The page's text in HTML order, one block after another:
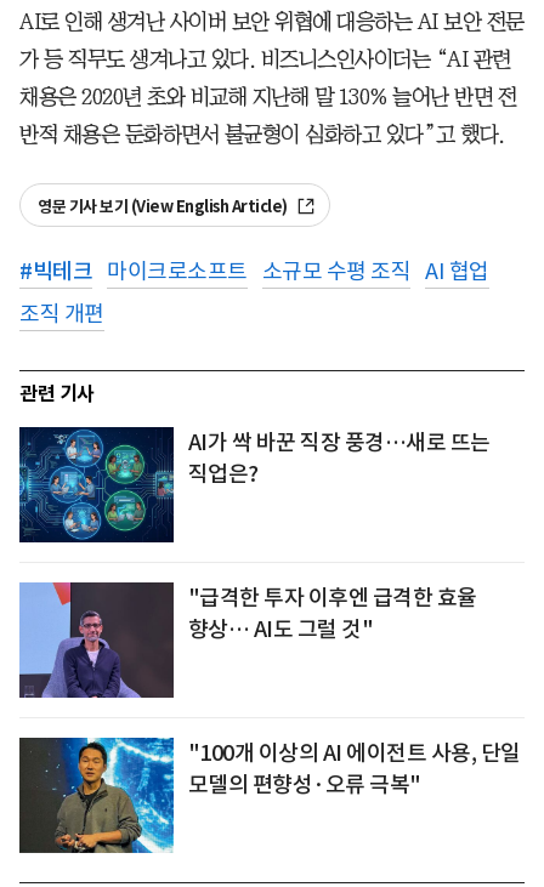
AI로 인해 생겨난 사이버 보안 위협에 대응하는 AI 보안 전문
가 등 직무도 생겨나고 있다. 비즈니스인사이더는 “AI 관련
채용은 2020년 초와 비교해 지난해 말 130% 늘어난 반면 전
반적 채용은 둔화하면서 불균형이 심화하고 있다”고 했다.
영문 기사 보기 (View English Article)
#빅테크 마이크로소프트 소규모 수평 조직
AI 협업
조직 개편
관련 기사
AI가 싹 바꾼 직장 풍경…새로 뜨는
직업은?
"급격한 투자 이후엔 급격한 효율
향상… AI도 그럴 것"
"100개 이상의 AI 에이전트 사용, 단일
모델의 편향성·오류 극복"